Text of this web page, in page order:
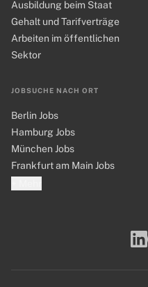
Ausbildung beim Staat
Gehalt und Tarifverträge
Arbeiten im öffentlichen
Sektor
JOBSUCHE NACH ORT
Berlin Jobs
Hamburg Jobs
München Jobs
Frankfurt am Main Jobs